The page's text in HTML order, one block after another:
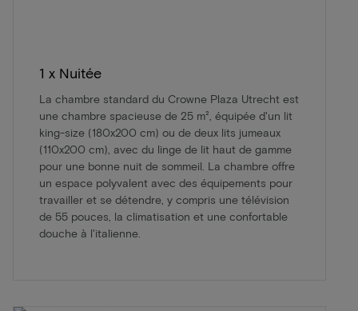
1 x Nuitée
La chambre standard du Crowne Plaza Utrecht est
une chambre spacieuse de 25 m², équipée d'un lit
king-size (180x200 cm) ou de deux lits jumeaux
(110x200 cm), avec du linge de lit haut de gamme
pour une bonne nuit de sommeil. La chambre offre
un espace polyvalent avec des équipements pour
travailler et se détendre, y compris une télévision
de 55 pouces, la climatisation et une confortable
douche à l'italienne.